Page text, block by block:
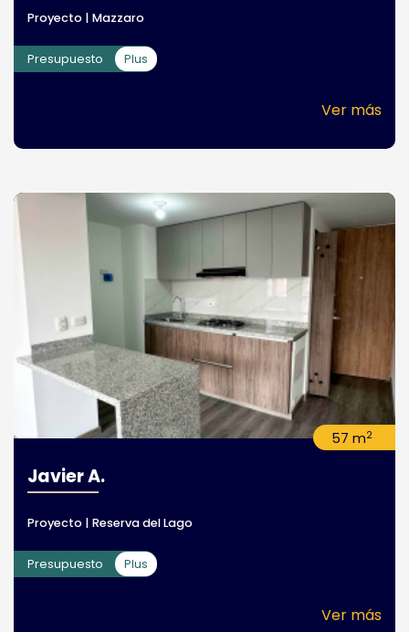
Proyecto | Mazzaro
Presupuesto Plus
Ver más
57 m2
Javier A.
Proyecto | Reserva del Lago
Presupuesto Plus
Ver más